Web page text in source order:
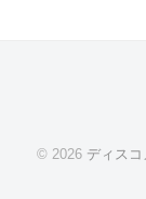
© 2026 ディス